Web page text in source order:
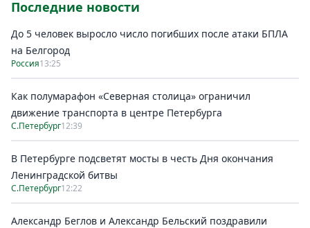
Последние новости
До 5 человек выросло число погибших после атаки БПЛА
на Белгород
Россия13:25
Как полумарафон «Северная столица» ограничил
движение транспорта в центре Петербурга
С.Петербург12:39
В Петербурге подсветят мосты в честь Дня окончания
Ленинградской битвы
С.Петербург12:22
Александр Беглов и Александр Бельский поздравили